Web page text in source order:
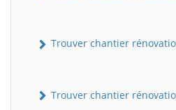
Trouver chantier
Trouver chantier